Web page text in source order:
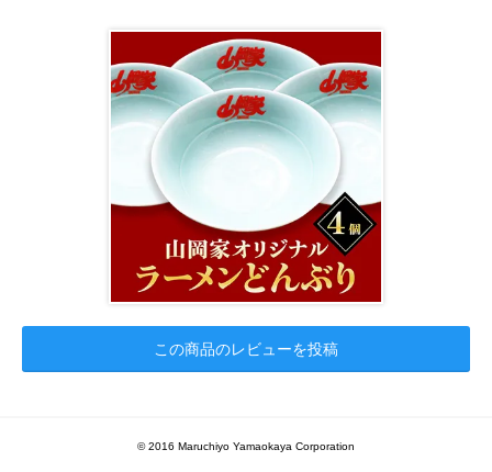
この商品のレビューを投稿
© 2016 Maruchiyo Yamaokaya Corporation